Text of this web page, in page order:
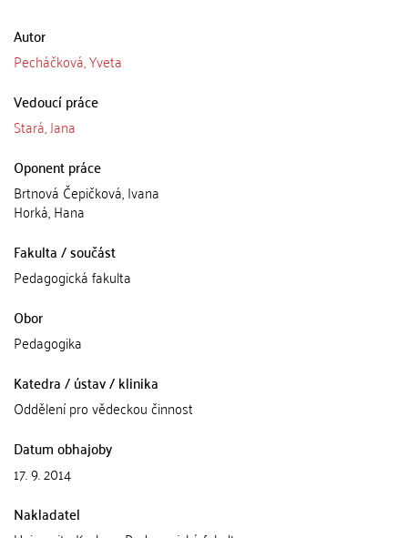
Autor
Pecháčková, Yveta
Vedoucí práce
Stará, Jana
Oponent práce
Brtnová Čepičková, Ivana
Horká, Hana
Fakulta / součást
Pedagogická fakulta
Obor
Pedagogika
Katedra / ústav / klinika
Oddělení pro vědeckou činnost
Datum obhajoby
17. 9. 2014
Nakladatel